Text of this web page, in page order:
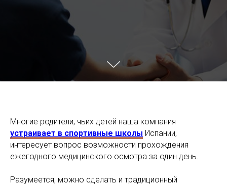
Многие родители, чьих детей наша компания
устраивает в спортивные школы Испании,
интересует вопрос возможности прохождения
ежегодного медицинского осмотра за один день.
Разумеется, можно сделать и традиционный